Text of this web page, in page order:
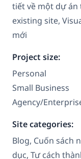
tiết về một dự án
existing site,
mới
Project size:
Personal
Small Business
Agency/
Site categories:
Blog, Cuốn sách
dục, Tư cách